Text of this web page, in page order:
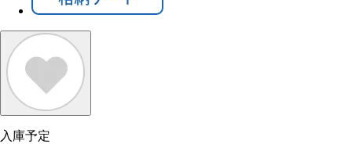
入庫予定